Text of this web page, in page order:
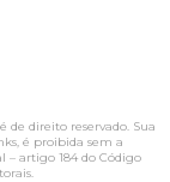
de direito reservado. Sua
é proibida sem a
– artigo 184 do Código
.